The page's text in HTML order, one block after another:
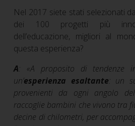
Nel 2017 siete stati selezionati da
dei 100 progetti più
dell’educazione, migliori al
questa esperienza?
A: «A proposito di tendenze
un’esperienza esaltante: un
provenienti da ogni angolo
raccoglie bambini che vivono tra
decine di chilometri, per